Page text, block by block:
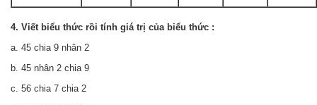
4. Viết biểu thức rồi tính giá trị của biểu thức :
a. 45 chia 9 nhân 2
b. 45 nhân 2 chia 9
c. 56 chia 7 chia 2